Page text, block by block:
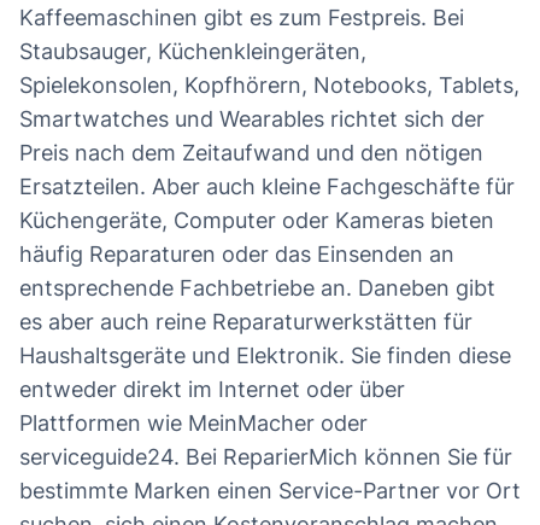
Kaffeemaschinen gibt es zum Festpreis. Bei
Staubsauger, Küchenkleingeräten,
Spielekonsolen, Kopfhörern, Notebooks, Tablets,
Smartwatches und Wearables richtet sich der
Preis nach dem Zeitaufwand und den nötigen
Ersatzteilen. Aber auch kleine Fachgeschäfte für
Küchengeräte, Computer oder Kameras bieten
häufig Reparaturen oder das Einsenden an
entsprechende Fachbetriebe an. Daneben gibt
es aber auch reine Reparaturwerkstätten für
Haushaltsgeräte und Elektronik. Sie finden diese
entweder direkt im Internet oder über
Plattformen wie MeinMacher oder
serviceguide24. Bei ReparierMich können Sie für
bestimmte Marken einen Service-Partner vor Ort